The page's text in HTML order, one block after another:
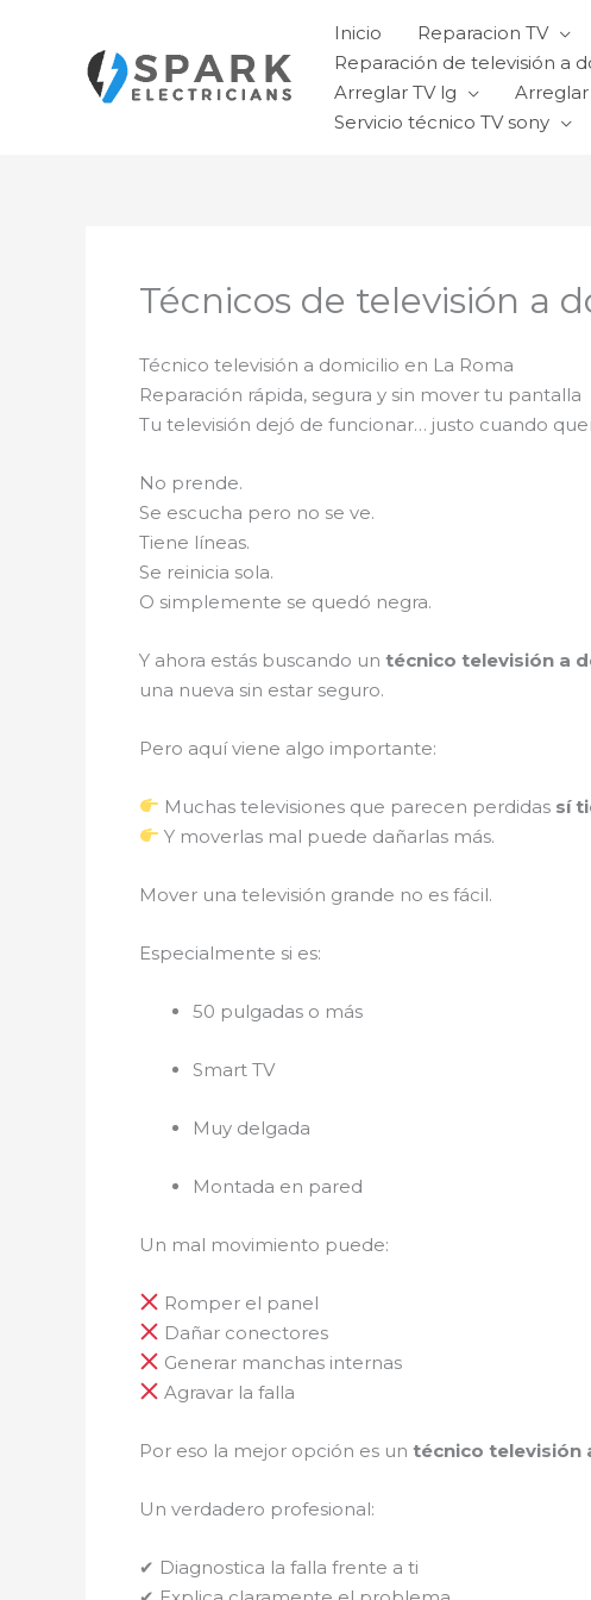
contenido
Inicio Reparacion TV
Reparación de televisión a
Arreglar TV lg
Arreglar
Servicio técnico TV sony
Técnicos de televisión a
Técnico televisión a domicilio en La Roma
Reparación rápida, segura y sin mover tu pantalla
Tu televisión dejó de funcionar… justo cuando
No prende.
Se escucha pero no se ve.
Tiene líneas.
Se reinicia sola.
O simplemente se quedó negra.
Y ahora estás buscando un técnico televisión a
una nueva sin estar seguro.
Pero aquí viene algo importante:
Muchas televisiones que parecen perdidas sí
Y moverlas mal puede dañarlas más.
Mover una televisión grande no es fácil.
Especialmente si es:
50 pulgadas o más
Smart TV
Muy delgada
Montada en pared
Un mal movimiento puede:
Romper el panel
Dañar conectores
Generar manchas internas
Agravar la falla
Por eso la mejor opción es un técnico televisión
Un verdadero profesional:
✔ Diagnostica la falla frente a ti